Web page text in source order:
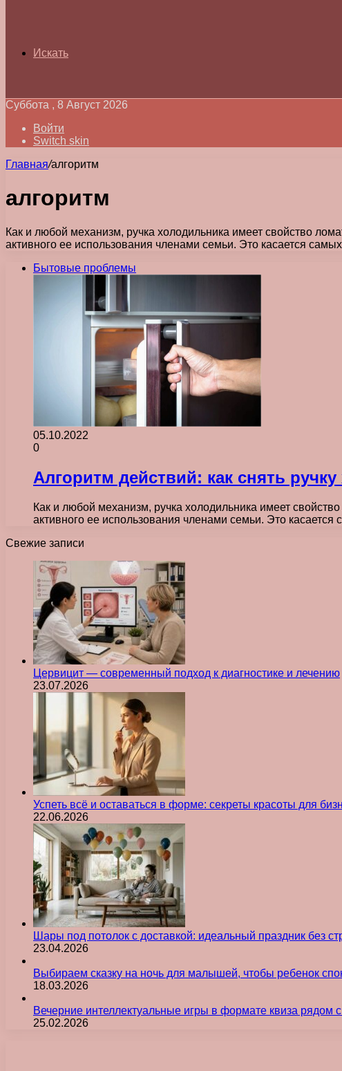
Искать
Суббота , 8 Август 2026
Войти
Switch skin
Главная/алгоритм
алгоритм
Как и любой механизм, ручка холодильника имеет свойство
активного ее использования членами семьи. Это касается
Бытовые проблемы
05.10.2022
0
Алгоритм действий: как снять
Как и любой механизм, ручка холодильника имеет
активного ее использования членами семьи. Это
Свежие записи
Цервицит — современный подход к диагностике и лечению
23.07.2026
Успеть всё и оставаться в форме: секреты красоты для
22.06.2026
Шары под потолок с доставкой: идеальный праздник без
23.04.2026
Выбираем сказку на ночь для малышей, чтобы ребенок
18.03.2026
Вечерние интеллектуальные игры в формате квиза рядом
25.02.2026